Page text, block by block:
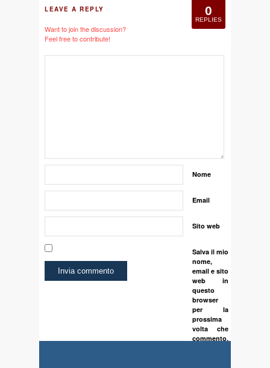
0
REPLIES
LEAVE A REPLY
Want to join the discussion?
Feel free to contribute!
Nome
Email
Sito web
Salva il mio
nome,
email e sito
web in
questo
browser
per la
prossima
volta che
commento.